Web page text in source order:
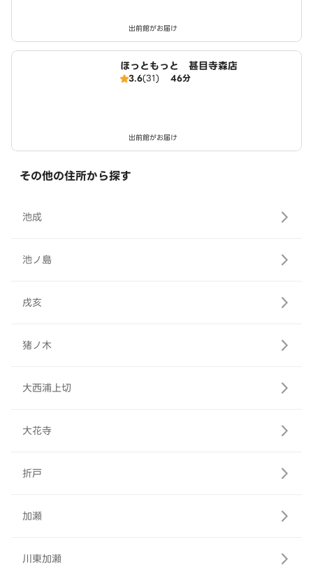
出前館がお届け
ほっともっと 甚目寺森店
3.6(31) 46分
出前館がお届け
その他の住所から探す
池成
池ノ島
戌亥
猪ノ木
大西浦上切
大花寺
折戸
加瀬
川東加瀬